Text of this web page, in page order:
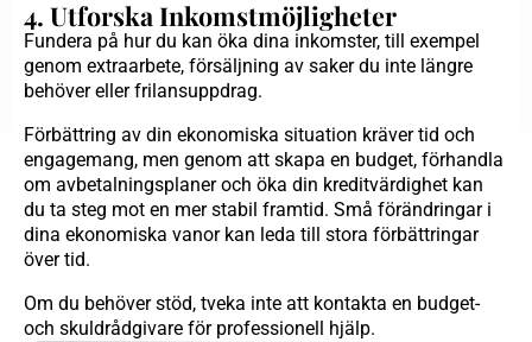
4. Utforska Inkomstmöjligheter
Fundera på hur du kan öka dina inkomster, till exempel
genom extraarbete, försäljning av saker du inte längre
behöver eller frilansuppdrag.
Förbättring av din ekonomiska situation kräver tid och
engagemang, men genom att skapa en budget, förhandla
om avbetalningsplaner och öka din kreditvärdighet kan
du ta steg mot en mer stabil framtid. Små förändringar i
dina ekonomiska vanor kan leda till stora förbättringar
över tid.
Om du behöver stöd, tveka inte att kontakta en budget-
och skuldrådgivare för professionell hjälp.